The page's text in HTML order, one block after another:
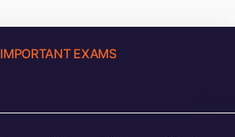
IMPORTANT EXAMS